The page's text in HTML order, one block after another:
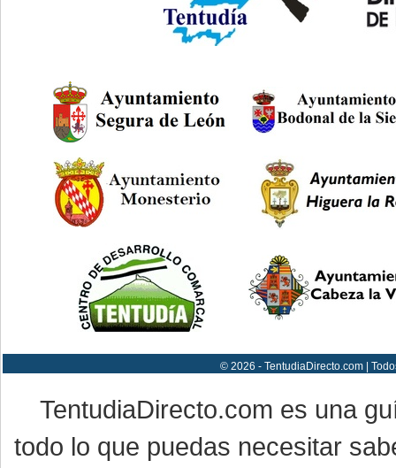
© 2026 - TentudiaDirecto.com |
TentudiaDirecto.com es una
todo lo que puedas necesitar